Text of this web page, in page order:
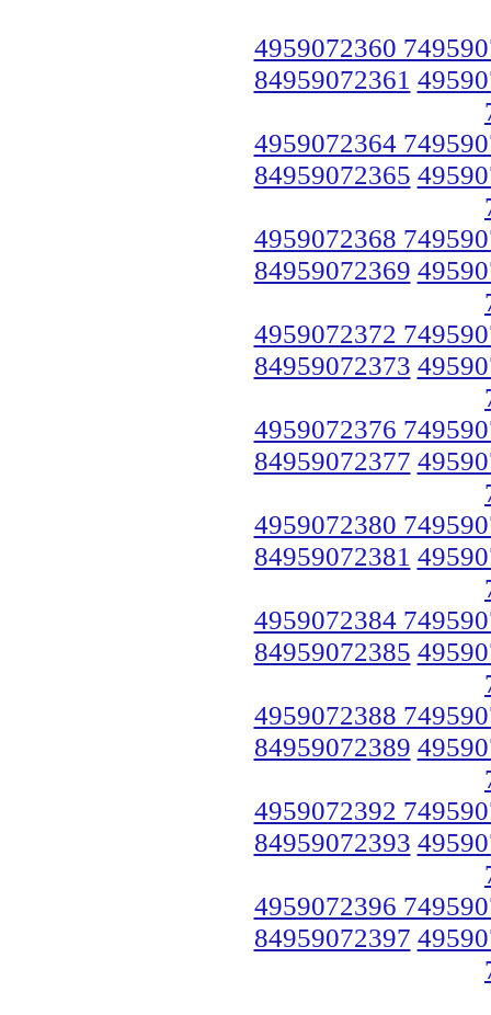
4959072360
84959072361
4959072364
84959072365
4959072368
84959072369
4959072372
84959072373
4959072376
84959072377
4959072380
84959072381
4959072384
84959072385
4959072388
84959072389
4959072392
84959072393
4959072396
84959072397